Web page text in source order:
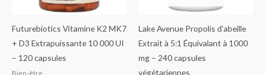
Futurebiotics Vitamine K2 MK7
+ D3 Extrapuissante 10 000 UI
– 120 capsules
Bien-être
Lake Avenue Propolis d’abeille
Extrait à 5:1 Équivalant à 1000
mg – 240 capsules
végétariennes